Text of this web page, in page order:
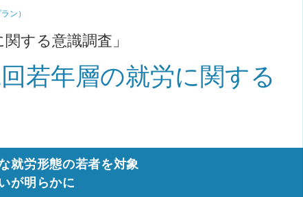
ン）
する意識調査」
若年層の就労に関する
就労形態の若者を対象
が明らかに